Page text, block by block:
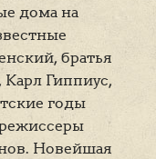
дома на
братья
Гиппиус,
годы
Новейшая